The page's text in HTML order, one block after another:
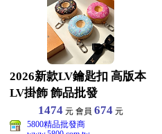
2026新款LV鑰匙扣 高版本
LV掛飾 飾品批發
1474元 會員 674元
5800精品批發商